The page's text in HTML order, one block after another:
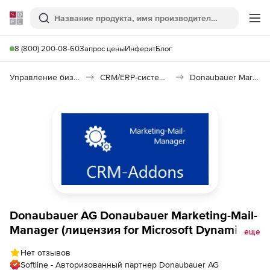
Softline
Поиск
8 (800) 200-08-60Запрос ценыИнферитБлог
Управление бизнесом, CRM/ERP CRM/ERP-системы Donaubauer Marketing-Mail-Manager
Donaubauer AG Donaubauer Marketing-Mail-
Manager (лицензия for Microsoft Dynamicsеще
Нет отзывов
Softline - Авторизованный партнер Donaubauer AG